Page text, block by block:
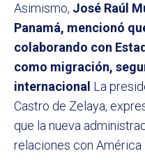
Asimismo, José Raúl
Panamá, mencionó
colaborando con
como migración,
internacional La
Castro de Zelaya,
que la nueva
relaciones con América